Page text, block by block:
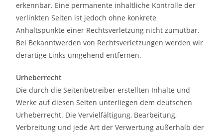
erkennbar. Eine permanente inhaltliche Kontrolle der
verlinkten Seiten ist jedoch ohne konkrete
Anhaltspunkte einer Rechtsverletzung nicht zumutbar.
Bei Bekanntwerden von Rechtsverletzungen werden wir
derartige Links umgehend entfernen.
Urheberrecht
Die durch die Seitenbetreiber erstellten Inhalte und
Werke auf diesen Seiten unterliegen dem deutschen
Urheberrecht. Die Vervielfältigung, Bearbeitung,
Verbreitung und jede Art der Verwertung außerhalb der